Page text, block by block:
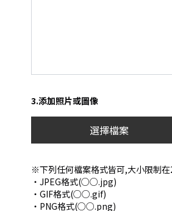
3.添加照片或圖像
選擇檔案
※下列任何檔案格式皆可,大小限制在
・JPEG格式(○○.jpg)
・GIF格式(○○.gif)
・PNG格式(○○.png)